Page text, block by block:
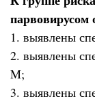
парвовирусом
1. выявлены
2. выявлены
M;
3. выявлены